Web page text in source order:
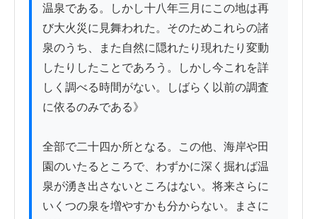
温泉である。しかし十八年三月にこの地は再
び大火災に見舞われた。そのためこれらの諸
泉のうち、また自然に隠れたり現れたり変動
したりしたことであろう。しかし今これを詳
しく調べる時間がない。しばらく以前の調査
に依るのみである》
全部で二十四か所となる。この他、海岸や田
園のいたるところで、わずかに深く掘れば温
泉が湧き出さないところはない。将来さらに
いくつの泉を増やすかも分からない。まさに